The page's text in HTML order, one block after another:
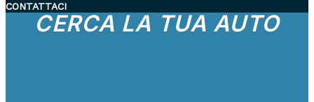
CONTATTACI
CERCA LA TUA AUTO